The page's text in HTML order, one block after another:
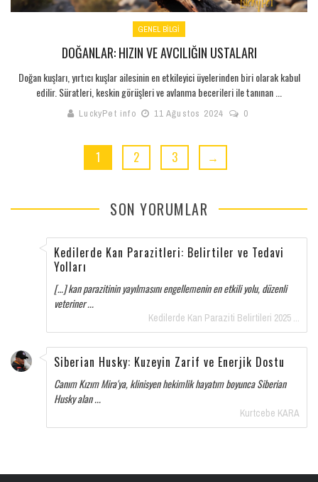
GENEL BILGI
DOĞANLAR: HIZIN VE AVCILIĞIN USTALARI
Doğan kuşları, yırtıcı kuşlar ailesinin en etkileyici üyelerinden biri olarak kabul
edilir. Süratleri, keskin görüşleri ve avlanma becerileri ile tanınan ...
LuckyPet info 11 Ağustos 2024 0
1 2 3 →
SON YORUMLAR
Kedilerde Kan Parazitleri: Belirtiler ve Tedavi
Yolları
[…] kan parazitinin yayılmasını engellemenin en etkili yolu, düzenli
veteriner ...
Kedilerde Kan Paraziti Belirtileri 2025 ...
Siberian Husky: Kuzeyin Zarif ve Enerjik Dostu
Canım Kızım Mira'ya, klinisyen hekimlik hayatım boyunca Siberian
Husky alan ...
Kurtcebe KARA